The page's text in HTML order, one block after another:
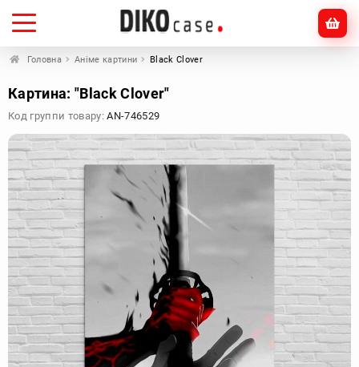
Головна Аніме картини Black Clover
Картина: "Black Clover"
Код группи товару:AN-746529